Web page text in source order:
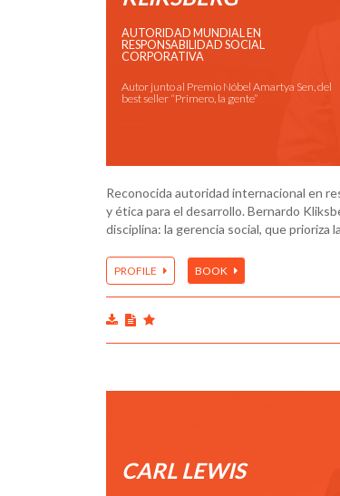
AUTORIDAD MUNDIAL EN
RESPONSABILIDAD SOCIAL
CORPORATIVA
Autor junto al Premio Nóbel Amartya Sen, del
best seller “Primero, la gente”
Reconocida autoridad internacional en
y ética para el desarrollo. Bernardo
disciplina: la gerencia social, que prioriza
PROFILE BOOK
CARL LEWIS